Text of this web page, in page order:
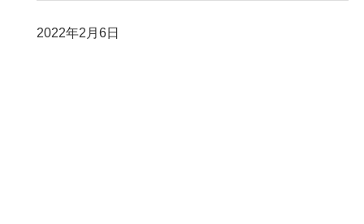
2022年2月6日